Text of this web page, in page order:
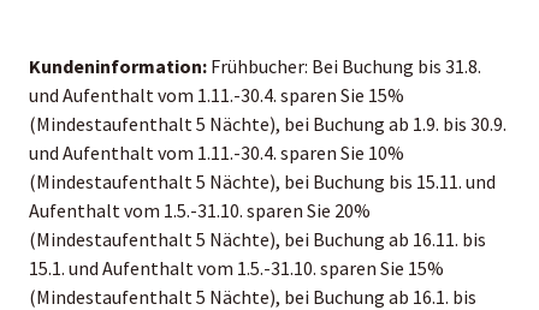
Kundeninformation: Frühbucher: Bei Buchung bis 31.8.
und Aufenthalt vom 1.11.-30.4. sparen Sie 15%
(Mindestaufenthalt 5 Nächte), bei Buchung ab 1.9. bis 30.9.
und Aufenthalt vom 1.11.-30.4. sparen Sie 10%
(Mindestaufenthalt 5 Nächte), bei Buchung bis 15.11. und
Aufenthalt vom 1.5.-31.10. sparen Sie 20%
(Mindestaufenthalt 5 Nächte), bei Buchung ab 16.11. bis
15.1. und Aufenthalt vom 1.5.-31.10. sparen Sie 15%
(Mindestaufenthalt 5 Nächte), bei Buchung ab 16.1. bis